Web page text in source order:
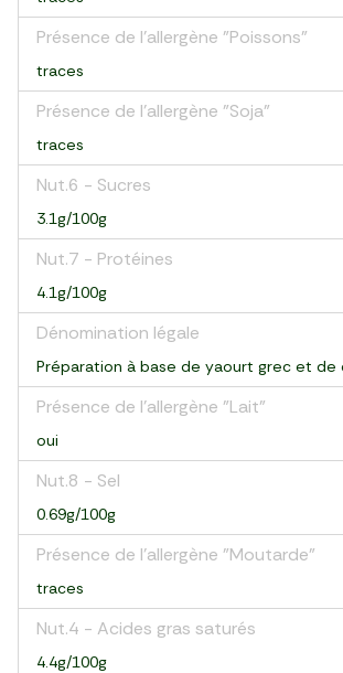
Présence de l'allergène "Poissons"
traces
Présence de l'allergène "Soja"
traces
Nut.6 - Sucres
3.1g/100g
Nut.7 - Protéines
4.1g/100g
Dénomination légale
Préparation à base de yaourt grec et de
Présence de l'allergène "Lait"
oui
Nut.8 - Sel
0.69g/100g
Présence de l'allergène "Moutarde"
traces
Nut.4 - Acides gras saturés
4.4g/100g